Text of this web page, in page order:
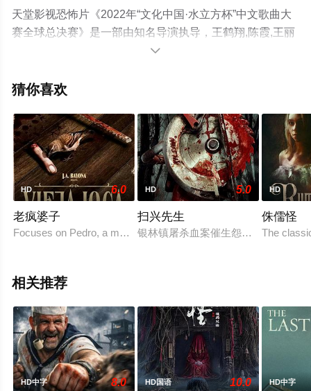
天堂影视恐怖片《2022年“文化中国·水立方杯”中文歌曲大
赛全球总决赛》是一部由知名导演执导，王鹤翔,陈霞,王丽
芬等演员精彩演绎的内地电影，手机免费观看高清未删减
豆瓣电影、电视猫或剧情网等平台了解。

猜你喜欢
HD 6.0
老疯婆子
Focuses on Pedro, a man who receives a desperate message fro
HD 5.0
扫兴先生
银林镇屠杀血案催生怨灵恶煞，当狂
HD
侏儒怪
The
相关推荐
HD中字 8.0 HD国语 10.0 HD中字